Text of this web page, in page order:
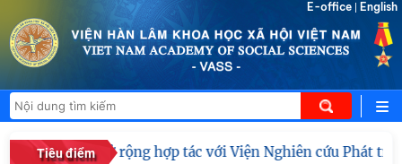
E-office English
Tiêu điểm
Nam mở rộng hợp tác với Viện Nghiên cứu Phát triển